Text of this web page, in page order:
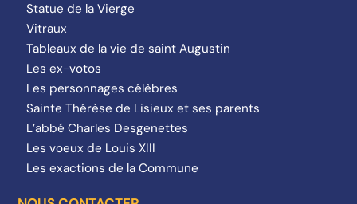
Statue de la Vierge
Vitraux
Tableaux de la vie de saint Augustin
Les ex-votos
Les personnages célèbres
Sainte Thérèse de Lisieux et ses parents
L’abbé Charles Desgenettes
Les voeux de Louis XIII
Les exactions de la Commune